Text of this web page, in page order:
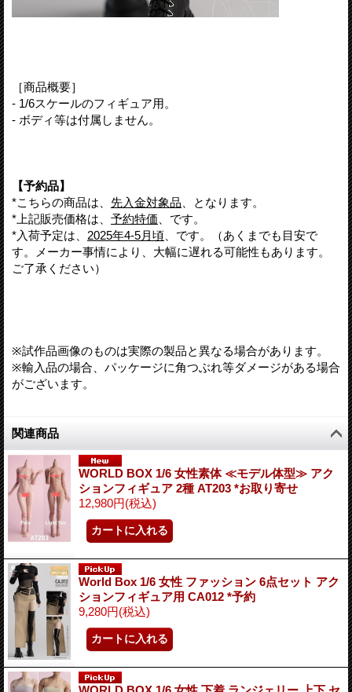
［商品概要］
- 1/6スケールのフィギュア用。
- ボディ等は付属しません。
【予約品】
*こちらの商品は、 先入金対象品 、となります。
*上記販売価格は、 予約特価 、です。
*入荷予定は、 2025年4-5月頃 、です。（あくまでも目安で
す。メーカー事情により、大幅に遅れる可能性もあります。
ご了承ください）
※試作品画像のものは実際の製品と異なる場合があります。
※輸入品の場合、パッケージに角つぶれ等ダメージがある場合
がございます。
関連商品
WORLD BOX 1/6 女性素体 ≪モデル体型≫ アク
ションフィギュア 2種 AT203 *お取り寄せ
12,980円(税込)
World Box 1/6 女性 ファッション 6点セット アク
ションフィギュア用 CA012 *予約
9,280円(税込)